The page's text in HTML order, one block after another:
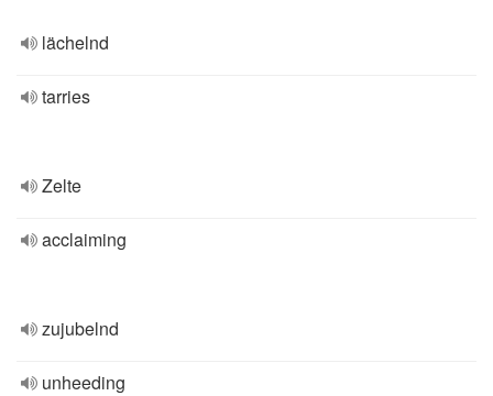
lächelnd
tarries
Zelte
acclaiming
zujubelnd
unheeding